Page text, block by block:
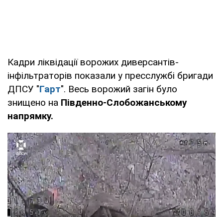
Кадри ліквідації ворожих диверсантів-
інфільтраторів показали у пресслужбі бригади
ДПСУ "Гарт". Весь ворожий загін було
знищено на Південно-Слобожанському
напрямку.